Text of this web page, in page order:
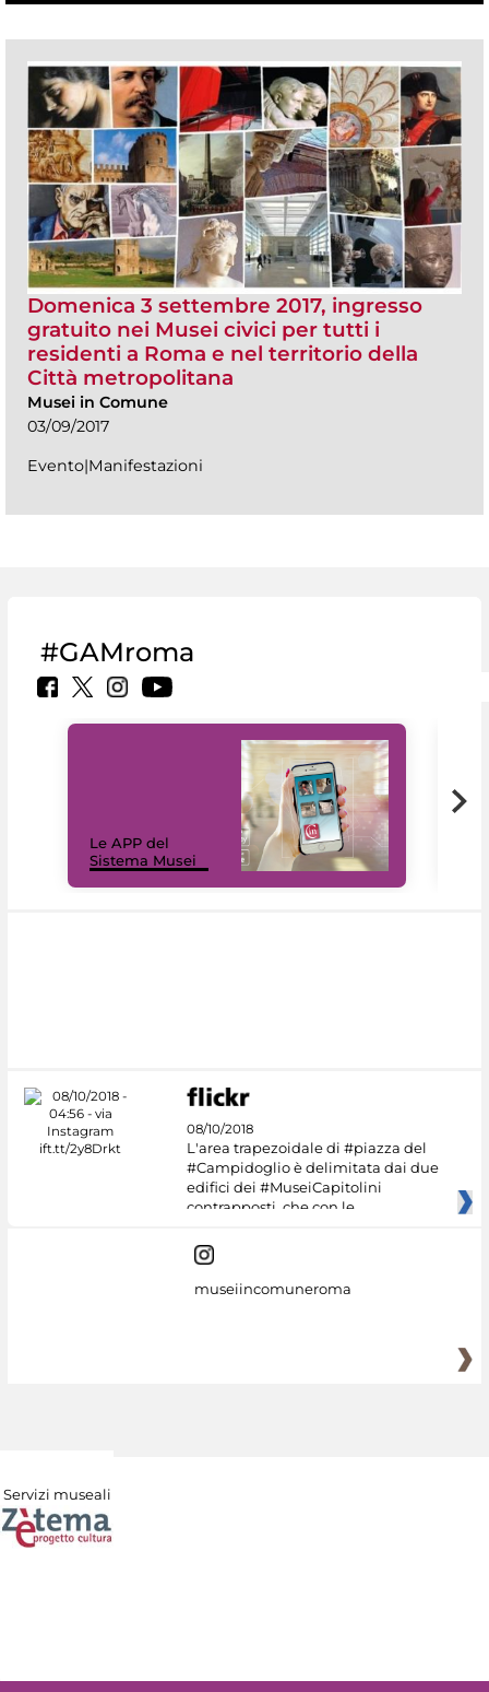
Domenica 3 settembre 2017, ingresso
gratuito nei Musei civici per tutti i
residenti a Roma e nel territorio della
Città metropolitana
Musei in Comune
03/09/2017
Evento|Manifestazioni
#GAMroma
Le APP del
Sistema Musei
08/10/2018
L'area trapezoidale di #piazza del
#Campidoglio è delimitata dai due
edifici dei #MuseiCapitolini
contrapposti, che con le
museiincomuneroma
Servizi museali